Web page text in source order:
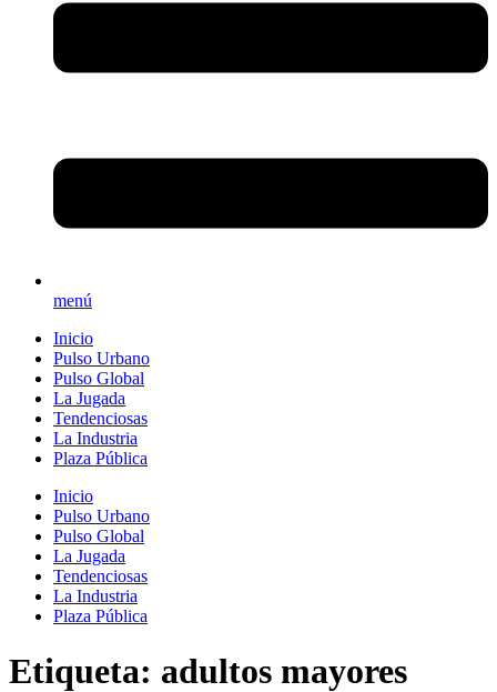
menú
Inicio
Pulso Urbano
Pulso Global
La Jugada
Tendenciosas
La Industria
Plaza Pública
Inicio
Pulso Urbano
Pulso Global
La Jugada
Tendenciosas
La Industria
Plaza Pública
Etiqueta: adultos mayores